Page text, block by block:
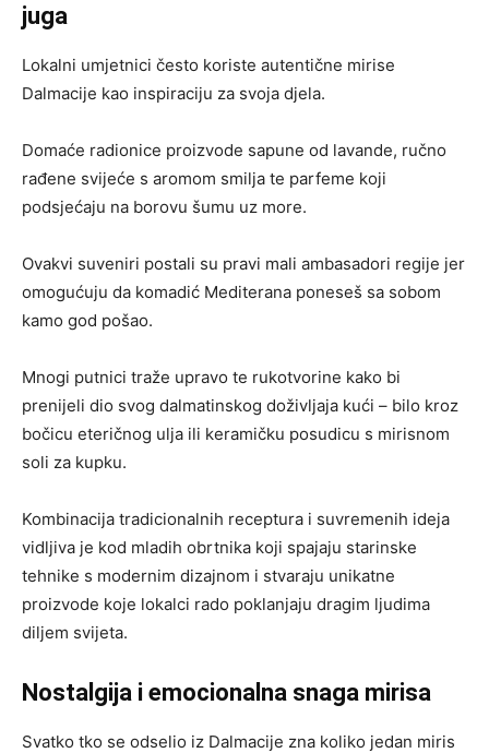
juga
Lokalni umjetnici često koriste autentične mirise
Dalmacije kao inspiraciju za svoja djela.
Domaće radionice proizvode sapune od lavande, ručno
rađene svijeće s aromom smilja te parfeme koji
podsjećaju na borovu šumu uz more.
Ovakvi suveniri postali su pravi mali ambasadori regije jer
omogućuju da komadić Mediterana poneseš sa sobom
kamo god pošao.
Mnogi putnici traže upravo te rukotvorine kako bi
prenijeli dio svog dalmatinskog doživljaja kući – bilo kroz
bočicu eteričnog ulja ili keramičku posudicu s mirisnom
soli za kupku.
Kombinacija tradicionalnih receptura i suvremenih ideja
vidljiva je kod mladih obrtnika koji spajaju starinske
tehnike s modernim dizajnom i stvaraju unikatne
proizvode koje lokalci rado poklanjaju dragim ljudima
diljem svijeta.
Nostalgija i emocionalna snaga mirisa
Svatko tko se odselio iz Dalmacije zna koliko jedan miris